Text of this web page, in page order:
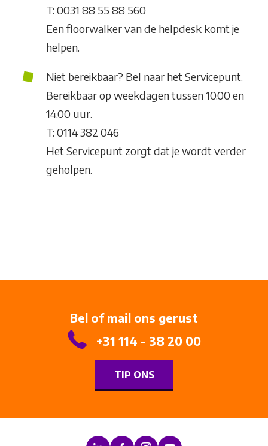
T: 0031 88 55 88 560
Een floorwalker van de helpdesk komt je
helpen.
Niet bereikbaar? Bel naar het Servicepunt.
Bereikbaar op weekdagen tussen 10.00 en
14.00 uur.
T: 0114 382 046
Het Servicepunt zorgt dat je wordt verder
geholpen.
Bel of mail ons gerust
+31 114 - 38 20 00
TIP ONS